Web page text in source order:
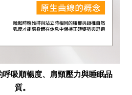
吸順暢度、肩頸壓力與睡眠品
質。